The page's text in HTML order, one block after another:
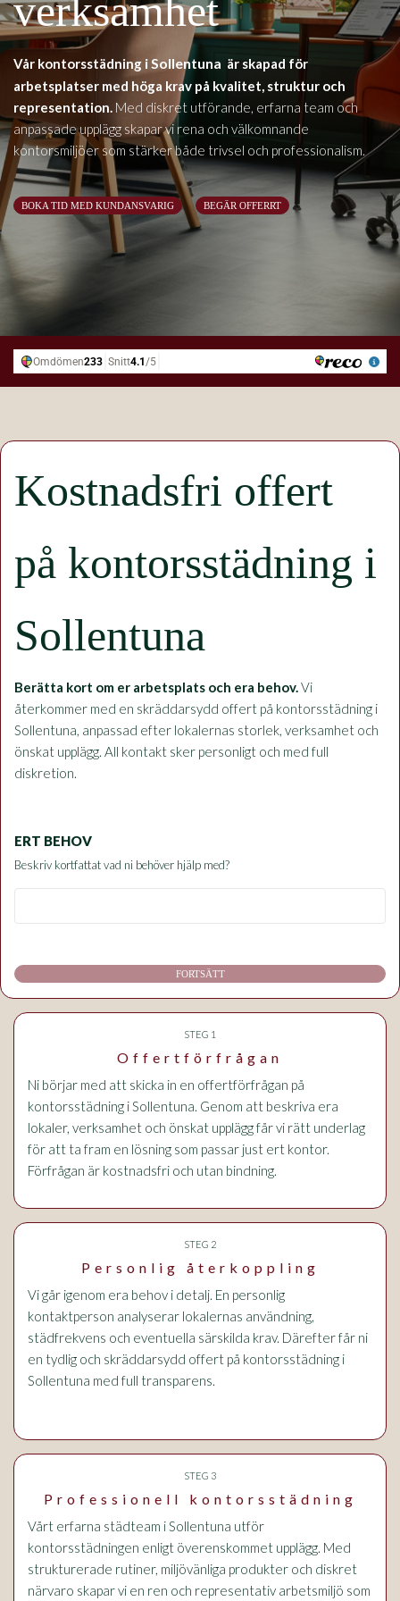
verksamhet
Vår kontorsstädning i Sollentuna är skapad för
arbetsplatser med höga krav på kvalitet, struktur och
representation. Med diskret utförande, erfarna team och
anpassade upplägg skapar vi rena och välkomnande
kontorsmiljöer som stärker både trivsel och professionalism.
BOKA TID MED KUNDANSVARIG BEGÄR OFFERRT
Kostnadsfri offert
på kontorsstädning i
Sollentuna
Berätta kort om er arbetsplats och era behov.Vi
återkommer med en skräddarsydd offert på kontorsstädning i
Sollentuna, anpassad efter lokalernas storlek, verksamhet och
önskat upplägg. All kontakt sker personligt och med full
diskretion.
ERT BEHOV
Beskriv kortfattat vad ni behöver hjälp med?
FORTSÄTT
STEG 1
Offertförfrågan
Ni börjar med att skicka in en offertförfrågan på
kontorsstädning i Sollentuna. Genom att beskriva era
lokaler, verksamhet och önskat upplägg får vi rätt underlag
för att ta fram en lösning som passar just ert kontor.
Förfrågan är kostnadsfri och utan bindning.
STEG 2
Personlig återkoppling
Vi går igenom era behov i detalj. En personlig
kontaktperson analyserar lokalernas användning,
städfrekvens och eventuella särskilda krav. Därefter får ni
en tydlig och skräddarsydd offert på kontorsstädning i
Sollentuna med full transparens.
STEG 3
Professionell kontorsstädning
Vårt erfarna städteam i Sollentuna utför
kontorsstädningen enligt överenskommet upplägg. Med
strukturerade rutiner, miljövänliga produkter och diskret
närvaro skapar vi en ren och representativ arbetsmiljö som